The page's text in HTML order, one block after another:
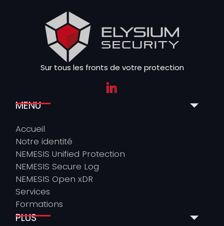
Sur tous les fronts de votre protection
MENU
Accueil
Notre identité
NEMESIS Unified Protection
NEMESIS Secure Log
NEMESIS Open xDR
Services
Formations
PLUS